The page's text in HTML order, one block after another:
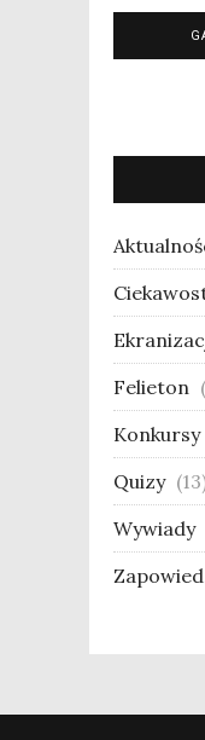
Felieton
Konkursy
Quizy
Wywiady